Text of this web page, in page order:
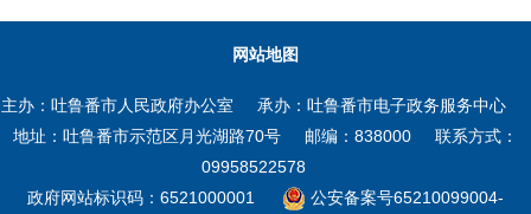
网站地图
主办：吐鲁番市人民政府办公室
承办：吐鲁番市电子政务服务中心
地址：吐鲁番市示范区月光湖路70号
邮编：838000
联系方式：
09958522578
政府网站标识码：6521000001
公安备案号65210099004-